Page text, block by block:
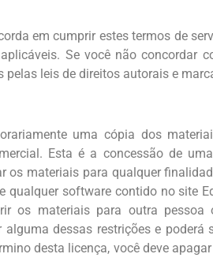
em cumprir estes termos de
Se você não concordar
leis de direitos autorais e
uma cópia dos
Esta é a concessão de
os materiais para qualquer
qualquer software contido no site
os materiais para outra pessoa
dessas restrições e
desta licença, você deve